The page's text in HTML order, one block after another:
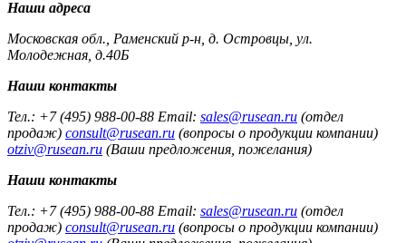
Наши адреса
Московская обл., Раменский р-н, д. Островцы, ул.
Молодежная, д.40Б
Наши контакты
Тел.: +7 (495) 988-00-88 Email: sales@rusean.ru (отдел
продаж) consult@rusean.ru (вопросы о продукции компании)
otziv@rusean.ru (Ваши предложения, пожелания)
Наши контакты
Тел.: +7 (495) 988-00-88 Email: sales@rusean.ru (отдел
продаж) consult@rusean.ru (вопросы о продукции компании)